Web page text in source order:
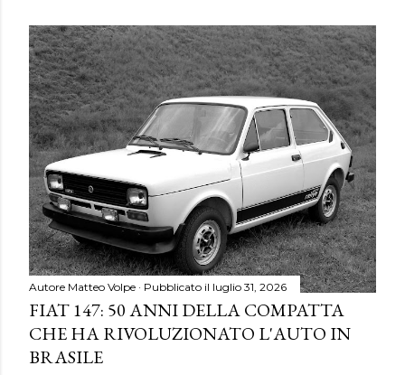
Autore Matteo Volpe Pubblicato il luglio 31, 2026
FIAT 147: 50 ANNI DELLA COMPATTA
CHE HA RIVOLUZIONATO L'AUTO IN
BRASILE